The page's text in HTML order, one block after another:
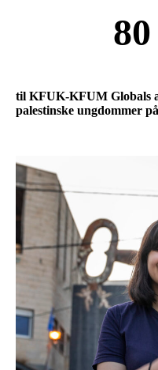
til KFUK-KFUM Globals
palestinske ungdommer